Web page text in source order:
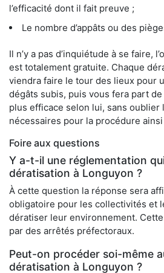
l’efficacité dont il fait preuve ;
Le nombre d’appâts ou des
Il n’y a pas d’inquiétude à se faire,
est totalement gratuite. Chaque
viendra faire le tour des lieux pour
dégâts subis, puis vous fera part
plus efficace selon lui, sans oublier
nécessaires pour la procédure
Foire aux questions
Y a-t-il une réglementation
dératisation à Longuyon ?
À cette question la réponse sera
obligatoire pour les collectivités et
dératiser leur environnement.
par des arrêtés préfectoraux.
Peut-on procéder soi-même
dératisation à Longuyon ?